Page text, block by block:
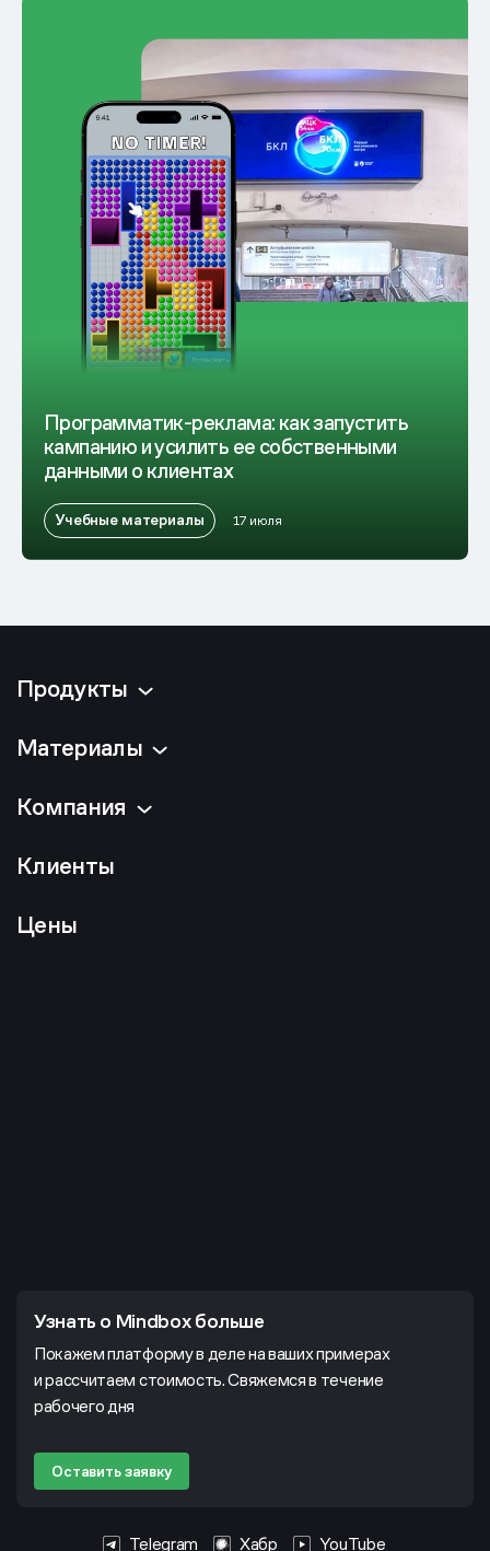
Программатик-реклама: как запустить
кампанию и усилить ее собственными
данными о клиентах
Учебные материалы 17 июля
Продукты
Материалы
Компания
Клиенты
Цены
Узнать о Mindbox больше
Покажем платформу в деле на ваших примерах
и рассчитаем стоимость. Свяжемся в течение
рабочего дня
Оставить заявку
Telegram Хабр YouTube